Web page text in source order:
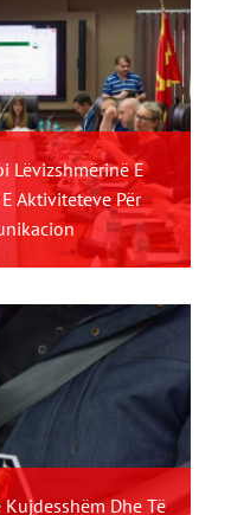
Lëvizshmërinë E
Aktiviteteve Për
Kujdesshëm Dhe Të